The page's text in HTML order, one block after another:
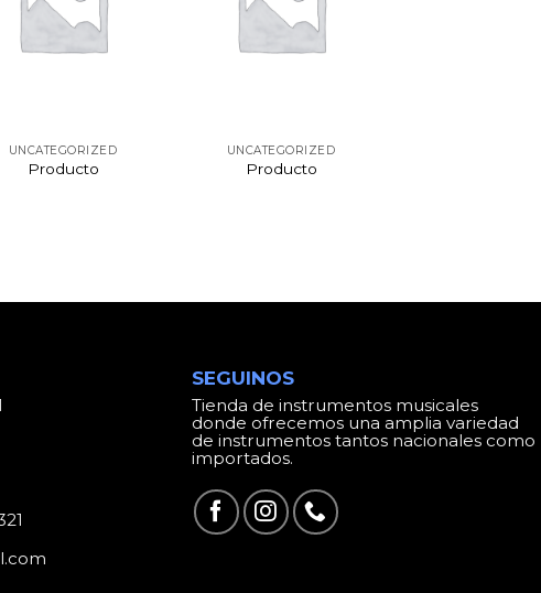
UNCATEGORIZED
Producto
UNCATEGORIZED
Producto
SEGUINOS
Tienda de instrumentos musicales
donde ofrecemos una amplia variedad
de instrumentos tantos nacionales como
importados.